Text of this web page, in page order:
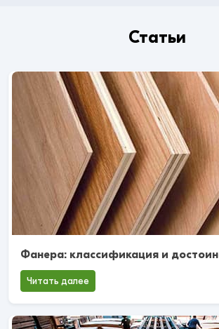
Статьи
Фанера: классификация и
Читать далее